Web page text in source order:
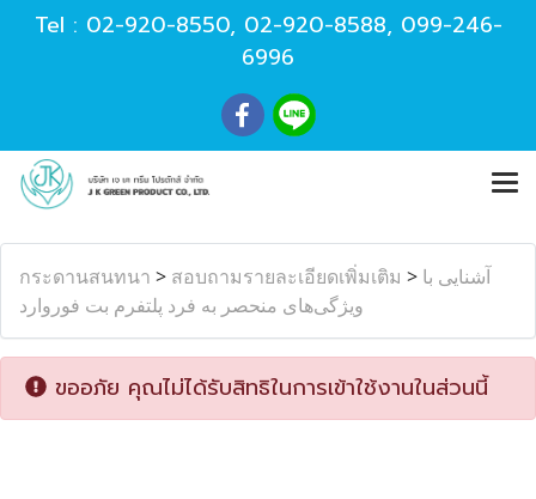
Tel : 02-920-8550, 02-920-8588, 099-246-
6996
กระดานสนทนา > สอบถามรายละเอียดเพิ่มเติม > آشنایی با
ویژگی‌های منحصر به فرد پلتفرم بت فوروارد
ขออภัย คุณไม่ได้รับสิทธิในการเข้าใช้งานในส่วนนี้